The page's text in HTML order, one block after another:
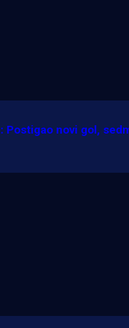
za
Postigao novi gol,